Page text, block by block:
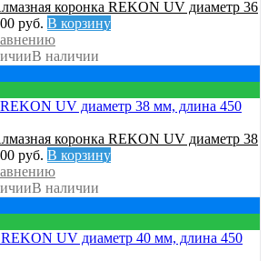
коронка REKON UV диаметр 36
руб. В корзину
В наличии
коронка REKON UV диаметр 38
руб. В корзину
В наличии